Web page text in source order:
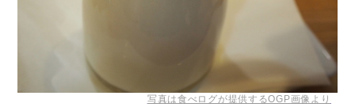
写真は食べログが提供するOGP画像より